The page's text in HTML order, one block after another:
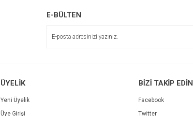
E-BÜLTEN
ÜYELİK
Yeni Üyelik
Üye Girişi
BİZİ TAKİP EDİN
Facebook
Twitter